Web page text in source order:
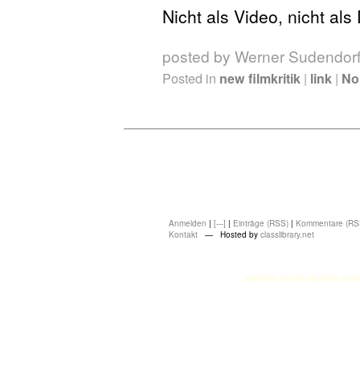
Nicht als Video, nicht als
posted by Werner Sudendorf
Posted in new filmkritik | link |
Anmelden | [---] | Einträge (RSS) | Kommentare
Kontakt — Hosted by classlibrary.net
atasehir escort atasehir